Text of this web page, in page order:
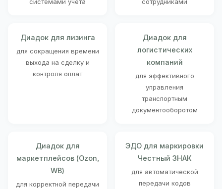
системами учета сотрудниками
Диадок для лизинга
для сокращения времени
выхода на сделку и
контроля оплат
Диадок для
логистических
компаний
для эффективного
управления
транспортным
документооборотом
Диадок для
маркетплейсов (Ozon,
WB)
для корректной передачи
ЭДО для маркировки
Честный ЗНАК
для автоматической
передачи кодов